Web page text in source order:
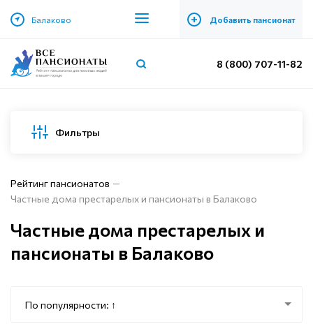
Балаково + Добавить пансионат
8 (800) 707-11-82
Фильтры
Рейтинг пансионатов
Частные дома престарелых и пансионаты в Балаково
Частные дома престарелых и
пансионаты в Балаково
По популярности: ↑